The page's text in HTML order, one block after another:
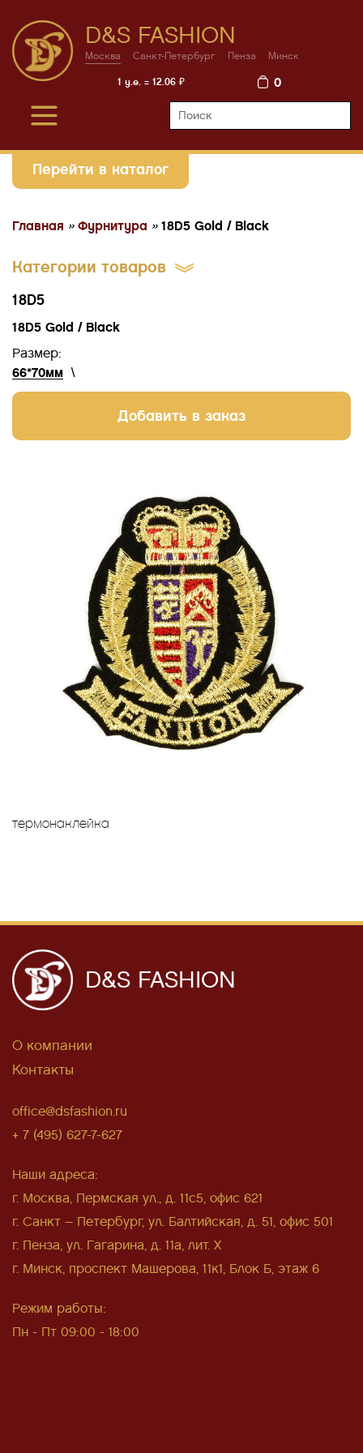
D&S FASHION
Москва Санкт-Петербург Пенза Минск
1 у.е. = 12.06 ₽ 0
Перейти в каталог
Главная » Фурнитура » 18D5 Gold / Black
Категории товаров
18D5
18D5 Gold / Black
Размер:
66*70мм \
Добавить в заказ
термонаклейка
D&S FASHION
О компании
Контакты
office@dsfashion.ru
+ 7 (495) 627-7-627
Наши адреса:
г. Москва, Пермская ул., д. 11с5, офис 621
г. Санкт – Петербург, ул. Балтийская, д. 51, офис 501
г. Пенза, ул. Гагарина, д. 11а, лит. Х
г. Минск, проспект Машерова, 11к1, Блок Б, этаж 6
Режим работы:
Пн - Пт 09:00 - 18:00